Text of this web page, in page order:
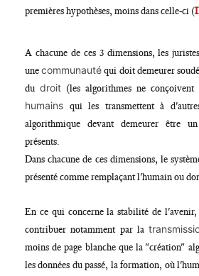
premières hypothèses, moins dans celle-ci (
A chacune de ces 3 dimensions, les
unecommunauté qui doit demeurer
du droit (les algorithmes ne
humains qui les transmettent à
algorithmique devant demeurer être
présents.
Dans chacune de ces dimensions, le
présenté comme remplaçant l'humain ou
En ce qui concerne la stabilité de
contribuer notamment par la
moins de page blanche que la "création"
les données du passé, la formation, où